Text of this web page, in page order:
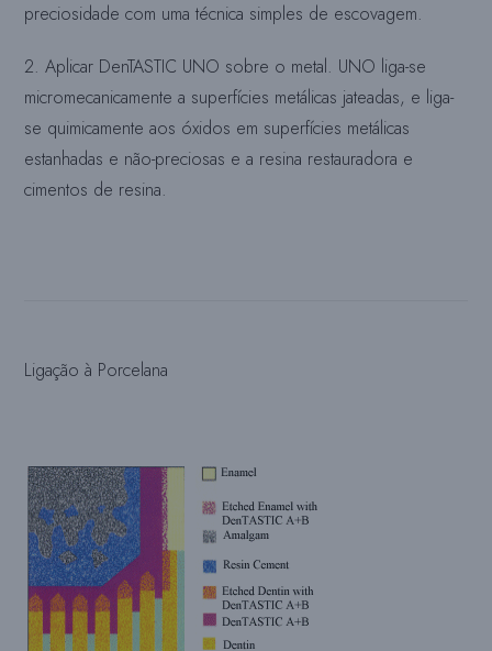
preciosidade com uma técnica simples de escovagem.
2. Aplicar DenTASTIC UNO sobre o metal. UNO liga-se
micromecanicamente a superfícies metálicas jateadas, e liga-
se quimicamente aos óxidos em superfícies metálicas
estanhadas e não-preciosas e a resina restauradora e
cimentos de resina.
Ligação à Porcelana